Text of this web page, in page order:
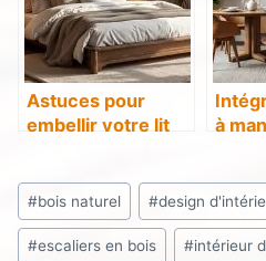
Astuces pour
embellir votre lit
à
Étiquettes
de
la
#bois naturel #design
#escaliers en bois #intérieur